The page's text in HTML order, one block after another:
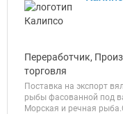
Переработчик,
торговля
Поставка на экспорт
рыбы фасованной под
Морская и речная